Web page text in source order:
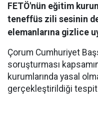
FETÖ'nün eğitim
teneffüs zili sesinin
elemanlarına gizlice
Çorum Cumhuriyet
soruşturması
kurumlarında yasal
gerçekleştirildiği